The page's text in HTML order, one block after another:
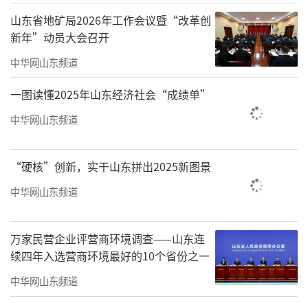
任务，格局要大、情怀要深、闯劲要足、作风
要实，要善于围绕中心、抓大带小、以点带
面、打造品牌，具体要做到“五个第一”：要
把提高站位作为第一要求，把狠抓落实作为第
一责任，把品牌创建作为第一抓手，把改革创
新作为第一动力，把过硬作风作为第一保障。
会议指出，2024年是新中国成立75周年，
也是聊城文旅工作踏上新征程、实现新发展、
展现新作为的攻坚之年。全市文化和旅游系统
要锚定“文旅兴市”目标，以高质量发展为战
略牵引，以满足人民文化需求、增强人民精神
力量为着力点，聚力攻坚、创新实干，坚持用
心用情用力，大力创新创意创优，着力提效提
山东省地矿局2026年工作会议暨“改革创
新年”动员大会召开
中华网山东频道
一图读懂2025年山东经济社会“成绩单”
中华网山东频道
“硬核”创新，实干山东拼出2025新图景
中华网山东频道
万家民营企业评营商环境调查——山东连
续四年入选营商环境最好的10个省份之一
中华网山东频道